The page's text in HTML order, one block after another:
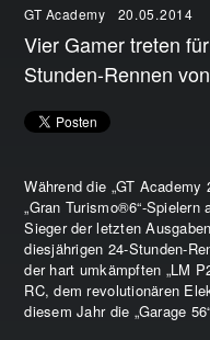
GT Academy 20.05.2014
Vier Gamer treten
Stunden-Rennen
Während die „GT
„Gran Turismo®6“-
Sieger der letzten
diesjährigen 24-Stunden-
der hart umkämpften „LM
RC, dem revolutionären
diesem Jahr die „Garage